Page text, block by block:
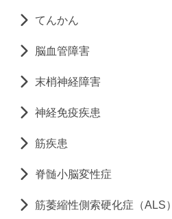
てんかん
脳血管障害
末梢神経障害
神経免疫疾患
筋疾患
脊髄小脳変性症
筋萎縮性側索硬化症（ALS）